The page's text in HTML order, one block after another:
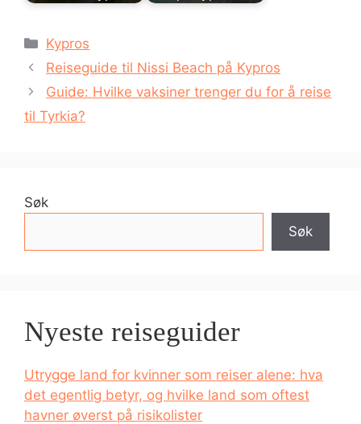
Kategorier
Kypros
Reiseguide til Nissi Beach på Kypros
Guide: Hvilke vaksiner trenger du for å reise
til Tyrkia?
Søk
Søk
Nyeste reiseguider
Utrygge land for kvinner som reiser alene: hva
det egentlig betyr, og hvilke land som oftest
havner øverst på risikolister